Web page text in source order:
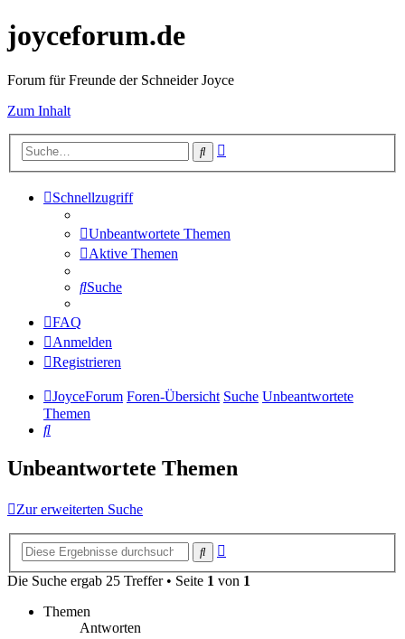
joyceforum.de
Forum für Freunde der Schneider Joyce
Zum Inhalt
Suche
Schnellzugriff
Unbeantwortete Themen
Aktive Themen
Suche
FAQ
Anmelden
Registrieren
JoyceForum Foren-Übersicht Suche Unbeantwortete
Themen
Suche
Unbeantwortete Themen
Zur erweiterten Suche
Suche
Die Suche ergab 25 Treffer • Seite 1 von 1
Themen
Antworten